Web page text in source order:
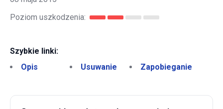
Poziom uszkodzenia:
Szybkie linki:
Opis
Usuwanie Zapobieganie